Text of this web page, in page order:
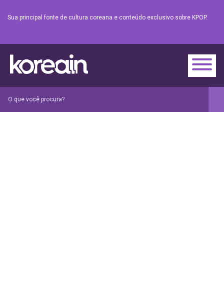
Sua principal fonte de cultura coreana e conteúdo exclusivo sobre KPOP.